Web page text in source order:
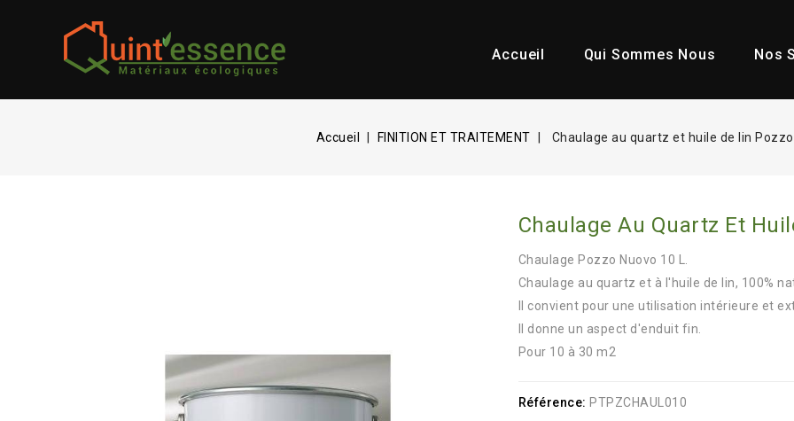
Accueil Qui Sommes Nous Nos
Accueil FINITION ET TRAITEMENT Chaulage au quartz et huile de lin
Chaulage Au Quartz Et
Chaulage Pozzo Nuovo 10 L.
Chaulage au quartz et à l'huile de lin, 100%
Il convient pour une utilisation intérieure et
Il donne un aspect d'enduit fin.
Pour 10 à 30 m2
Référence: PTPZCHAUL010